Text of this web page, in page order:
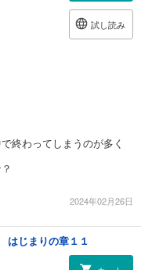
試し読み
終わってしまうのが多く
2024年02月26日
はじまりの章１１